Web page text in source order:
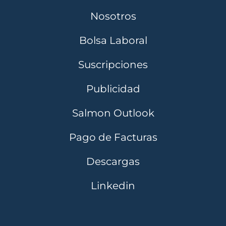
Nosotros
Bolsa Laboral
Suscripciones
Publicidad
Salmon Outlook
Pago de Facturas
Descargas
Linkedin